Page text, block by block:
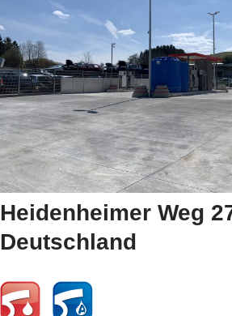
Heidenheimer Weg
Deutschland